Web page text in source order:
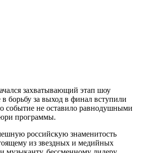
захватывающий этап шоу
борьбу за выход в финал вступили
событие не оставило равнодушными
программы.
российскую знаменитость
из звездных и медийных